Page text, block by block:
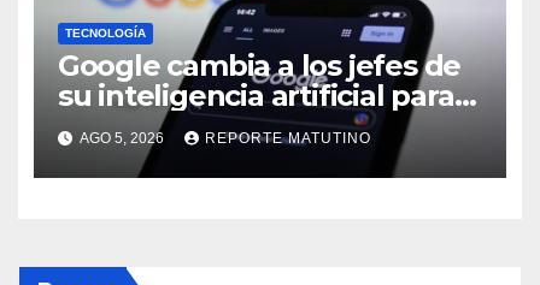
TECNOLOGÍA
Google cambia a los jefes de
su inteligencia artificial para
poder competir con OpenAI y
Anthropic
AGO 5, 2026 REPORTE MATUTINO